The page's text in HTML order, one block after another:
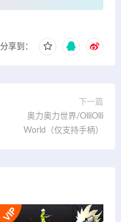
分享到：
下一篇
奥力奥力世界/OlliOlli
World（仅支持手柄）